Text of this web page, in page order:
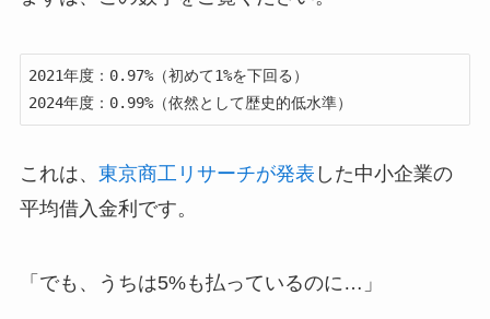
2021年度：0.97%（初めて1%を下回る）
2024年度：0.99%（依然として歴史的低水準）
これは、 東京商工リサーチが発表 した中小企業の
平均借入金利です。
「でも、うちは5%も払っているのに…」